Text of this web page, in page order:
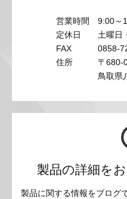
営業時間
9:00～
定休日
土曜日
FAX
0858-
住所
〒680-
鳥取県
製品の詳細を
製品に関する情報をブログ